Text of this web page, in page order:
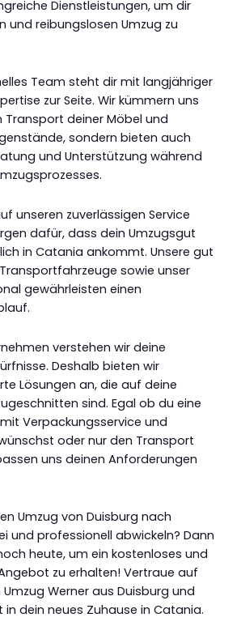
Dienstleistungen, um dir
und reibungslosen Umzug zu
Team steht dir mit langjähriger
zur Seite. Wir kümmern uns
Transport deiner Möbel und
sondern bieten auch
und Unterstützung während
unseren zuverlässigen Service
dafür, dass dein Umzugsgut
in Catania ankommt. Unsere gut
sowie unser
gewährleisten einen
verstehen wir deine
Deshalb bieten wir
Lösungen an, die auf deine
sind. Egal ob du eine
Verpackungsservice und
oder nur den Transport
uns deinen Anforderungen
Umzug von Duisburg nach
und professionell abwickeln? Dann
heute, um ein kostenloses und
zu erhalten! Vertraue auf
Werner aus Duisburg und
dein neues Zuhause in Catania.